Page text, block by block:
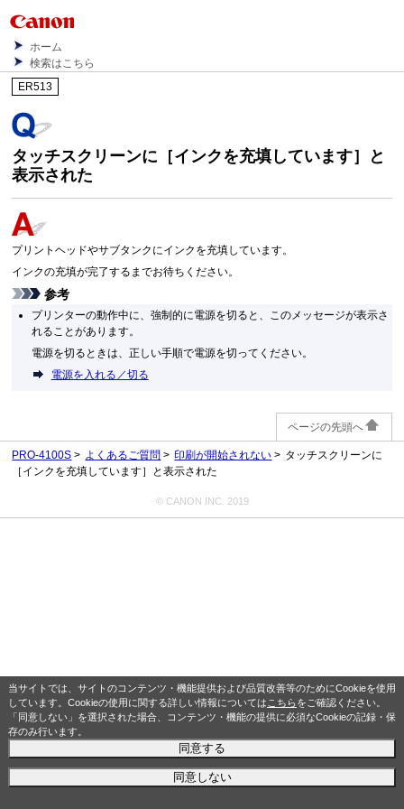
当サイトでは、サイトのコンテンツ・機能提供および品質改善等のためにCookieを使用
しています。Cookieの使用に関する詳しい情報については こちらをご確認ください。
「同意しない」を選択された場合、コンテンツ・機能の提供に必須なCookieの記録・保
存のみ行います。
同意する
同意しない
ホーム
検索はこちら
ER513
タッチスクリーンに［インクを充填しています］と
表示された
プリントヘッドやサブタンクにインクを充填しています。
インクの充填が完了するまでお待ちください。
参考
プリンターの動作中に、強制的に電源を切ると、このメッセージが表示さ
れることがあります。
電源を切るときは、正しい手順で電源を切ってください。
電源を入れる／切る
ページの先頭へ
PRO-4100S よくあるご質問 印刷が開始されない
タッチスクリーンに
［インクを充填しています］と表示された
© CANON INC. 2019